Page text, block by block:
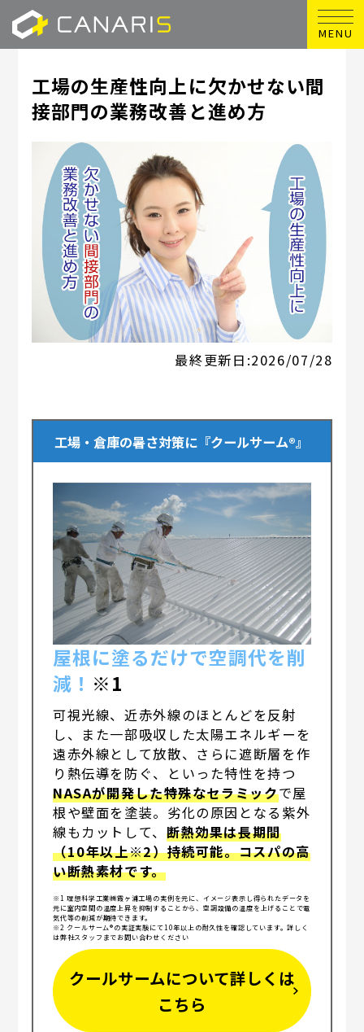
MENU
工場の生産性向上に欠かせない間
接部門の業務改善と進め方
最終更新日:2026/07/28
工場・倉庫の暑さ対策に『クールサーム®』
屋根に塗るだけで空調代を削
減！ ※1
可視光線、近赤外線のほとんどを反射
し、また一部吸収した太陽エネルギーを
遠赤外線として放散、さらに遮断層を作
り熱伝導を防ぐ、といった特性を持つ
NASAが開発した特殊なセラミックで屋
根や壁面を塗装。劣化の原因となる紫外
線もカットして、 断熱効果は長期間
（10年以上※2）持続可能。コスパの高
い断熱素材です。
※1 理想科学工業㈱霞ヶ浦工場の実例を元に、イメージ表示し得られたデータを
元に室内空間の温度上昇を抑制することから、空調設備の温度を上げることで電
気代等の削減が期待できます。
※2 クールサーム®の実証実験にて10年以上の耐久性を確認しています。詳しく
は弊社スタッフまでお問い合わせください
クールサームについて詳しくは
こちら